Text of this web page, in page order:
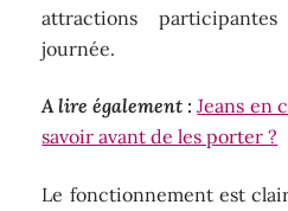
attractions
journée.
A lire également : Jeans en
savoir avant de les porter ?
Le fonctionnement est